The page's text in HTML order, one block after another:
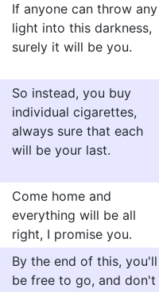
If anyone can throw any
light into this darkness,
surely it will be you.
So instead, you buy
individual cigarettes,
always sure that each
will be your last.
Come home and
everything will be all
right, I promise you.
By the end of this, you'll
be free to go, and don't